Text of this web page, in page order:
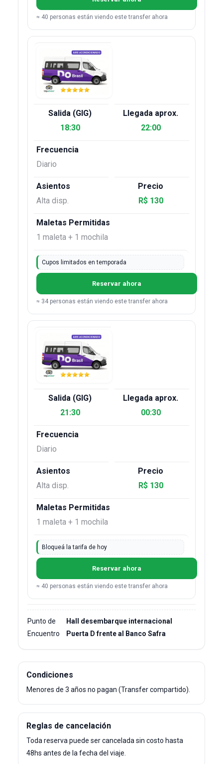
≈ 40 personas están viendo este transfer ahora
18:30 22:00
Diario
Alta disp. R$ 130
1 maleta + 1 mochila
Cupos limitados en temporada
Reservar ahora
≈ 34 personas están viendo este transfer ahora
21:30 00:30
Diario
Alta disp. R$ 130
1 maleta + 1 mochila
Bloqueá la tarifa de hoy
Reservar ahora
≈ 40 personas están viendo este transfer ahora
Punto de
Encuentro
Hall desembarque internacional
Puerta D frente al Banco Safra
Condiciones
Menores de 3 años no pagan (Transfer compartido).
Reglas de cancelación
Toda reserva puede ser cancelada sin costo hasta
48hs antes de la fecha del viaje.